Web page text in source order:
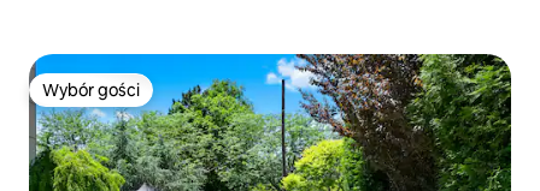
Wybór gości
Wybór gości